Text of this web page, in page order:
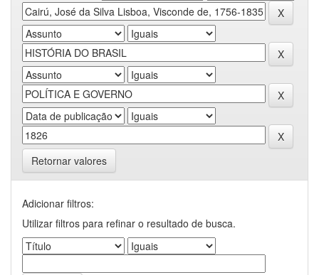
Retornar valores
Adicionar filtros:
Utilizar filtros para refinar o resultado de busca.